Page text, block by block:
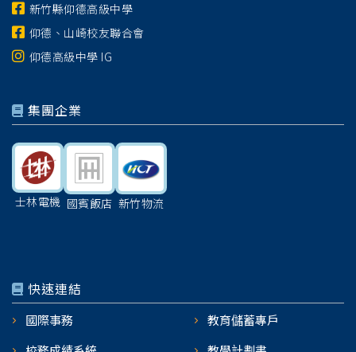
新竹縣仰德高級中學
仰德、山崎校友聯合會
仰德高級中學 IG
集團企業
士林電機 國賓飯店 新竹物流
快速連結
國際事務
教育儲蓄專戶